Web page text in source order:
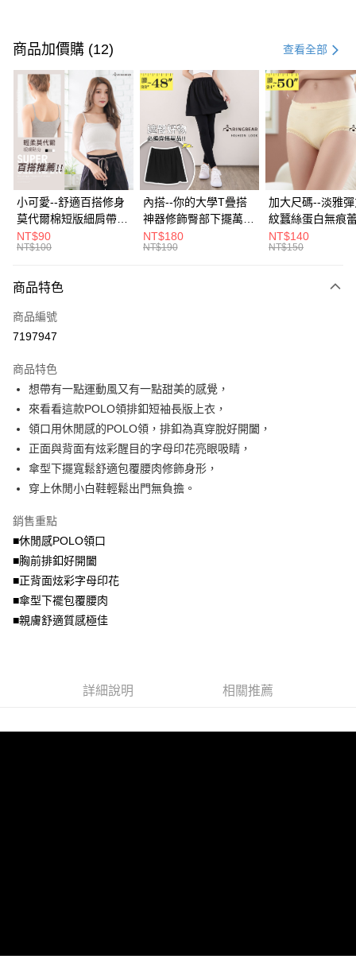
信用卡一次付款
超商取貨付款
LINE Pay
Apple Pay
街口支付
悠遊付
Google Pay
全盈+PAY
大哥付你分期
【大哥付你分期使用說明】
1.本服務由台灣大哥大提供，台灣大哥大用戶可立即使用無須另外申請。
流程，驗證手機門號後，選擇欲分期的期數、繳款截止日，確認付款後即完
成交易。
3.實際核准額度、可分期數及費用金額請依後續交易確認頁面所載為準。
4.訂單成立30分鐘內，如未前往確認交易或遇審核未通過，訂單將自動取
法說明評估內容。
【繳款方式說明】
1.分期款項不併入電信帳單，「大哥付你分期」於每月結算日後寄送繳費提
醒簡訊。
2.透過簡訊連結打開帳單後，可選擇「超商條碼／台灣大直營門市／銀行轉
【注意事項】
1.本服務係由「台灣大哥大股份有限公司」（以下簡稱本公司）所提供，讓
用戶於交易時，得透過本服務購買商品或服務，並由商店將買賣／分期付款
買賣價金債權讓與本公司後，依約使用本公司帳單繳交帳款。
資料（包含姓名、電話或地址）提供予台灣大哥大進項蒐集、處理及利用，
由本公司與您本人進行分期帳單所需資料之確認、核對及更正。
AFTEE先享後付
【關於「AFTEE先享後付」】
AFTEE先享後付是「在收到商品之後才付款」的支付方式。 讓您購物簡單
便利好安心！
１．簡單：不需註冊會員、不需綁卡、不需儲值。
２．便利：只要手機號碼，簡訊認證，即可結帳。
３．安心：先確認商品／服務後，再付款。
【「AFTEE先享後付」結帳流程】
１．於結帳方式選擇「AFTEE先享後付」後，將跳轉至「AFTEE先享後付」
３．收到繳費通知簡訊後14天內，點擊此簡訊中的連結，可透過四大超商／
ATM／網路銀行／等多元方式進行付款，方視為交易完成。
※ 請注意：結帳手續完成當下不需立刻繳費，但若您需要取消訂單，請聯絡
購買商品的店家。未經商家同意取消之訂單仍視為有效，需透過AFTEE先享
後付繳納相關費用。
※ 交易是否成功請以「AFTEE先享後付 」之結帳頁面顯示為準，若有關於
是否繳費成功／繳費後需取消欲退款等相關疑問，請聯繫「AFTEE先享後付
客戶支援中心」https://netprotections.freshdesk.com/support/home
易，需依本服務之必要範圍內提供個人資料，並將交易相關給付款項請求債
權轉讓予恩沛科技股份有限公司。
ATM付款
全家取貨付款
每筆NT$70，滿NT$699(含以上)免運費
付款後全家取貨
每筆NT$70，滿NT$699(含以上)免運費
7-11取貨付款
每筆NT$70，滿NT$799(含以上)免運費
付款後7-11取貨
每筆NT$70，滿NT$699(含以上)免運費
商品加價購 (12) 查看全部
小可愛--舒適百搭修身
莫代爾棉短版細肩帶素
色背心(白.黑.灰L-2L)-
U582眼圈熊中大尺碼
NT$90
NT$100
內搭--你的大學T疊搭
神器修飾臀部下擺萬用
內搭裙/遮臀裙(黑2L-
6L)-Q155眼圈熊中大
NT$180
NT$190
加大尺碼--淡雅
紋蠶絲蛋白無痕
角內褲(白.粉.藍.
3L)-L28眼圈熊中
NT$140
NT$150
商品特色
商品編號
7197947
商品特色
想帶有一點運動風又有一點甜美的感覺，
來看看這款POLO領排釦短袖長版上衣，
領口用休閒感的POLO領，排釦為真穿脫好開闔，
正面與背面有炫彩醒目的字母印花亮眼吸睛，
傘型下擺寬鬆舒適包覆腰肉修飾身形，
穿上休閒小白鞋輕鬆出門無負擔。
銷售重點
■休閒感POLO領口
■胸前排釦好開闔
■正背面炫彩字母印花
■傘型下襬包覆腰肉
■親膚舒適質感極佳
詳細說明 相關推薦